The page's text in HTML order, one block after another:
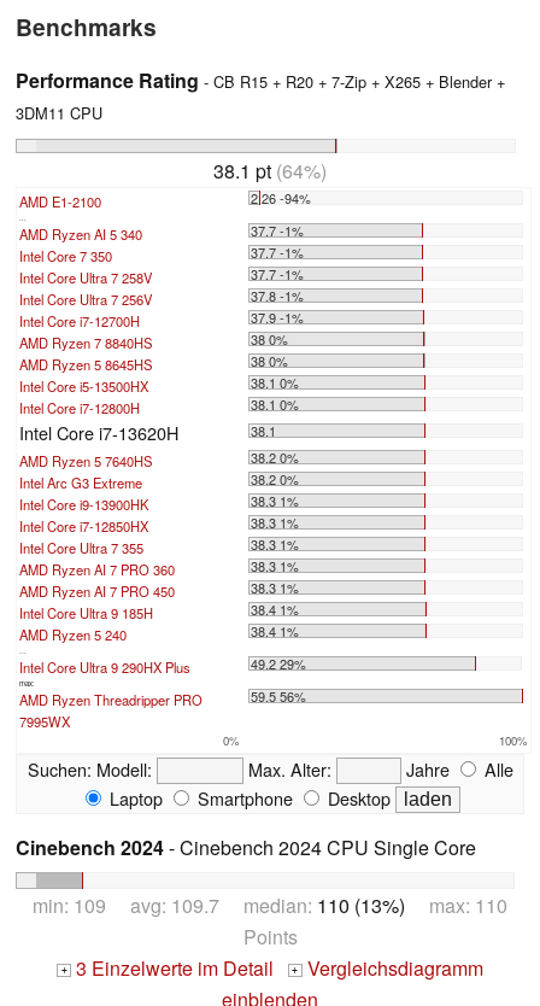
Benchmarks
Performance Rating - CB R15 + R20 + 7-Zip + X265 + Blender +
3DM11 CPU
38.1 pt (64%)
AMD E1-2100 2.26 -94%
AMD Ryzen AI 5 340
37.7 -1%
Intel Core 7 350
37.7 -1%
Intel Core Ultra 7 258V
37.7 -1%
Intel Core Ultra 7 256V
37.8 -1%
Intel Core i7-12700H
37.9 -1%
AMD Ryzen 7 8840HS
38 0%
AMD Ryzen 5 8645HS
38 0%
Intel Core i5-13500HX
38.1 0%
Intel Core i7-12800H
38.1 0%
Intel Core i7-13620H
38.1
AMD Ryzen 5 7640HS
38.2 0%
Intel Arc G3 Extreme
38.2 0%
Intel Core i9-13900HK
38.3 1%
Intel Core i7-12850HX
38.3 1%
Intel Core Ultra 7 355
38.3 1%
AMD Ryzen AI 7 PRO 360
38.3 1%
AMD Ryzen AI 7 PRO 450
38.3 1%
Intel Core Ultra 9 185H
38.4 1%
AMD Ryzen 5 240
38.4 1%
Intel Core Ultra 9 290HX Plus 49.2 29%
max:
AMD Ryzen Threadripper PRO
7995WX
59.5 56%
0% 100%
Suchen: Modell: Max. Alter: Jahre
Alle
Laptop
Smartphone Desktop
Cinebench 2024- Cinebench 2024 CPU Single Core
min: 109 avg: 109.7 median: 110 (13%) max: 110
Points
+ 3 Einzelwerte im Detail + Vergleichsdiagramm
einblenden